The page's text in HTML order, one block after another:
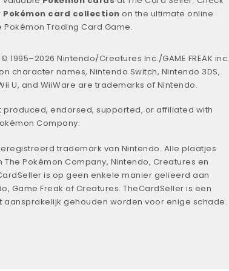
Pokémon card collection on the ultimate online
Trading Card Game.
1995–2026 Nintendo/Creatures Inc./GAME FREAK inc.
character names, Nintendo Switch, Nintendo 3DS,
U, and WiiWare are trademarks of Nintendo.
produced, endorsed, supported, or affiliated with
Company.
trademark van Nintendo. Alle plaatjes
The Pokémon Company, Nintendo, Creatures en
is op geen enkele manier gelieerd aan
Game Freak of Creatures. TheCardSeller is een
aansprakelijk gehouden worden voor enige schade.